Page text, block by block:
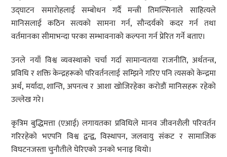
उद्घाटन समारोहलाई सम्बोधन गर्दै मन्त्री तिमल्सिनाले साहित्यले
मानिसलाई कठिन सत्यको सामना गर्न, सौन्दर्यको कदर गर्न तथा
वर्तमानका सीमाभन्दा परका सम्भावनाको कल्पना गर्न प्रेरित गर्ने बताए।
उनले नयाँ विश्व व्यवस्थाको चर्चा गर्दा सामान्यतया राजनीति, अर्थतन्त्र,
प्रविधि र शक्ति केन्द्रहरूको परिवर्तनलाई सम्झिने गरिए पनि त्यसको केन्द्रमा
अर्थ, मर्यादा, शान्ति, अपनत्व र आशा खोजिरहेका करोडौं मानिसहरू रहेको
उल्लेख गरे।
कृत्रिम बुद्धिमत्ता (एआई) लगायतका प्रविधिले मानव जीवनशैली परिवर्तन
गरिरहेको भएपनि विश्व द्वन्द्व, विस्थापन, जलवायु संकट र सामाजिक
विघटनजस्ता चुनौतीले घेरिएको उनको भनाइ थियो।